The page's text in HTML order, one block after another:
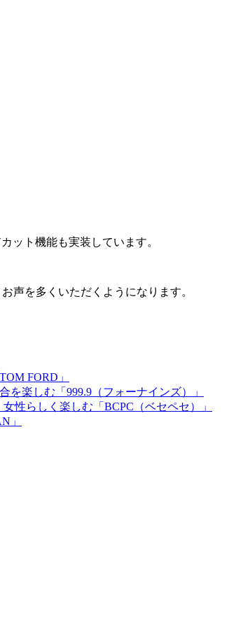
ット機能も実装しています。
声を多くいただくようになります。
FORD」
を楽しむ「999.9（フォーナインズ）」
性らしく楽しむ「BCPC（ベセペセ）」
」